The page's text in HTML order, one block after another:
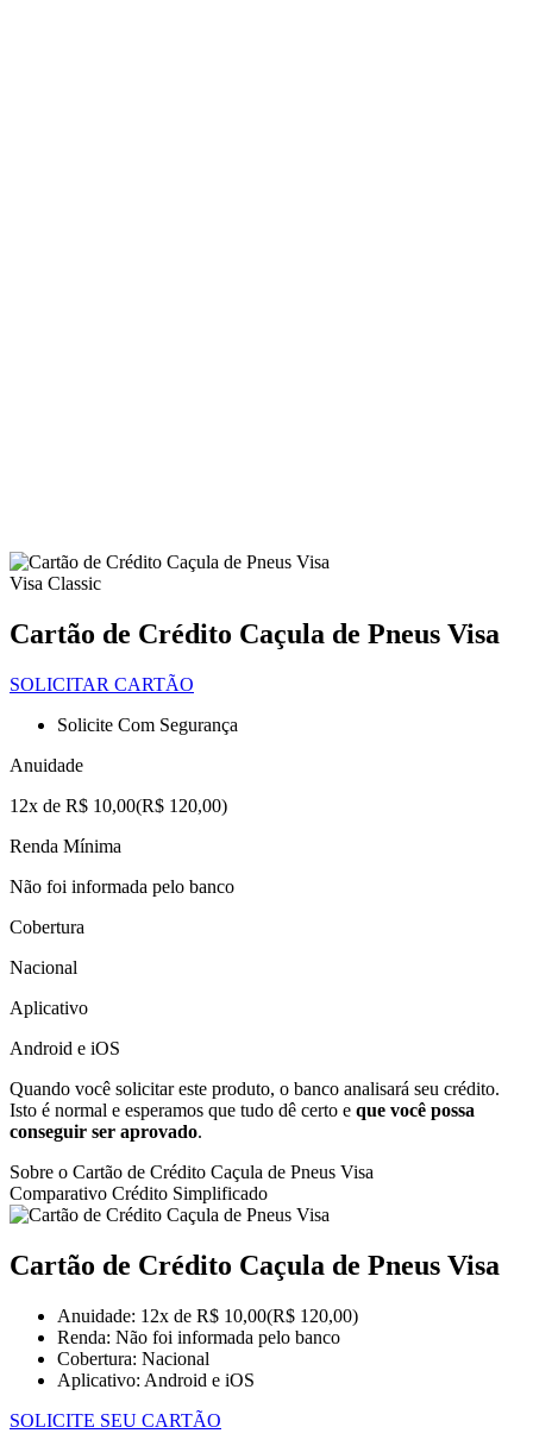
Visa Classic
Cartão de Crédito Caçula de Pneus Visa
SOLICITAR CARTÃO
Solicite Com Segurança
Anuidade
12x de R$ 10,00(R$ 120,00)
Renda Mínima
Não foi informada pelo banco
Cobertura
Nacional
Aplicativo
Android e iOS
Quando você solicitar este produto, o banco analisará seu crédito.
Isto é normal e esperamos que tudo dê certo e que você possa
conseguir ser aprovado.
Sobre o Cartão de Crédito Caçula de Pneus Visa
Comparativo Crédito Simplificado
Cartão de Crédito Caçula de Pneus Visa
Anuidade: 12x de R$ 10,00(R$ 120,00)
Renda: Não foi informada pelo banco
Cobertura: Nacional
Aplicativo: Android e iOS
SOLICITE SEU CARTÃO